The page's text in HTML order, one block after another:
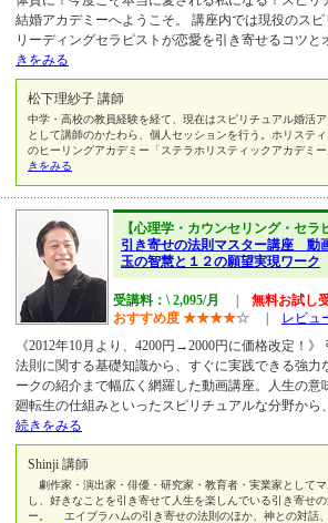
結婚アカデミーへようこそ。 講座内では現役のス
リーディングセラピストが恋愛を引き寄せるコツと
きをみる
松下理紗子 講師
中学・高校の教員経験を経て、現在はスピリチュアル婚活
として講師のかたわら、個人セッションを行う。ホリスティ
のヒーリングアカデミー「ステラホリスティックアカデミ
きをみる
【心理学・カウンセリング・セラ
引き寄せの法則マスター講座 動
玉の智慧と１２の願望実現ワーク
受講料：\ 2,095/月
無料お試し
おすすめ度 ★★★★☆
レビュ
《2012年10月より、4200円→2000円に価格改定！》
法則に関する基礎知識から、すぐに実践できる強力
ークの紹介まで幅広く網羅した動画講座。人生の意
廻転生の仕組みといったスピリチュアルな分野か
続きをみる
Shinji 講師
劇作家・演出家・俳優・研究家・教育者・実業家として
し、好きなことを引き寄せて人生を楽しんでいる引き寄せ
ー。 エイブラハムの引き寄せの法則のほか、神との対話